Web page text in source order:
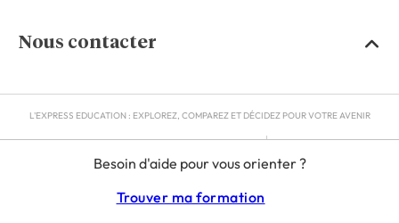
Besoin d'aide pour vous orienter ?
Trouver ma formation
Nous contacter
L'EXPRESS EDUCATION : EXPLOREZ, COMPAREZ ET DÉCIDEZ POUR VOTRE AVENIR
RGPD